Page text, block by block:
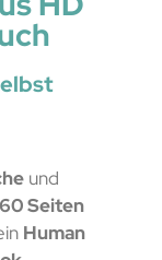
und
60 Seiten
Human